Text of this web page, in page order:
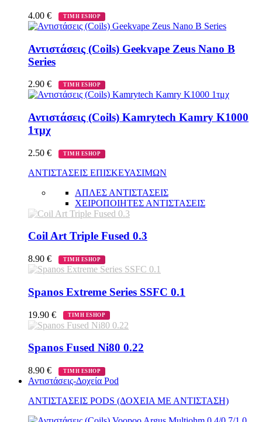
4.00 € ΤΙΜΗ ESHOP
Αντιστάσεις (Coils) Geekvape Zeus Nano B
Series
2.90 € ΤΙΜΗ ESHOP
Αντιστάσεις (Coils) Kamrytech Kamry K1000
1τμχ
2.50 € ΤΙΜΗ ESHOP
ΑΝΤΙΣΤΑΣΕΙΣ ΕΠΙΣΚΕΥΑΣΙΜΩΝ
ΑΠΛΕΣ ΑΝΤΙΣΤΑΣΕΙΣ
ΧΕΙΡΟΠΟΙΗΤΕΣ ΑΝΤΙΣΤΑΣΕΙΣ
Coil Art Triple Fused 0.3
8.90 € ΤΙΜΗ ESHOP
Spanos Extreme Series SSFC 0.1
19.90 € ΤΙΜΗ ESHOP
Spanos Fused Ni80 0.22
8.90 € ΤΙΜΗ ESHOP
Αντιστάσεις-Δοχεία Pod
ΑΝΤΙΣΤΑΣΕΙΣ PODS (ΔΟΧΕΙΑ ΜΕ ΑΝΤΙΣΤΑΣΗ)